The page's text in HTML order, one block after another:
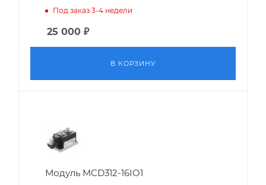
Под заказ 3-4 недели
25 000 ₽
В КОРЗИНУ
Модуль MCD312-16IO1